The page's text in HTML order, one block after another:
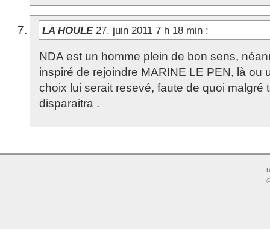
LA HOULE 27. juin 2011 7 h 18 min :
NDA est un homme plein de bon sens,
inspiré de rejoindre MARINE LE PEN, là ou
choix lui serait resevé, faute de quoi malgré
disparaitra .